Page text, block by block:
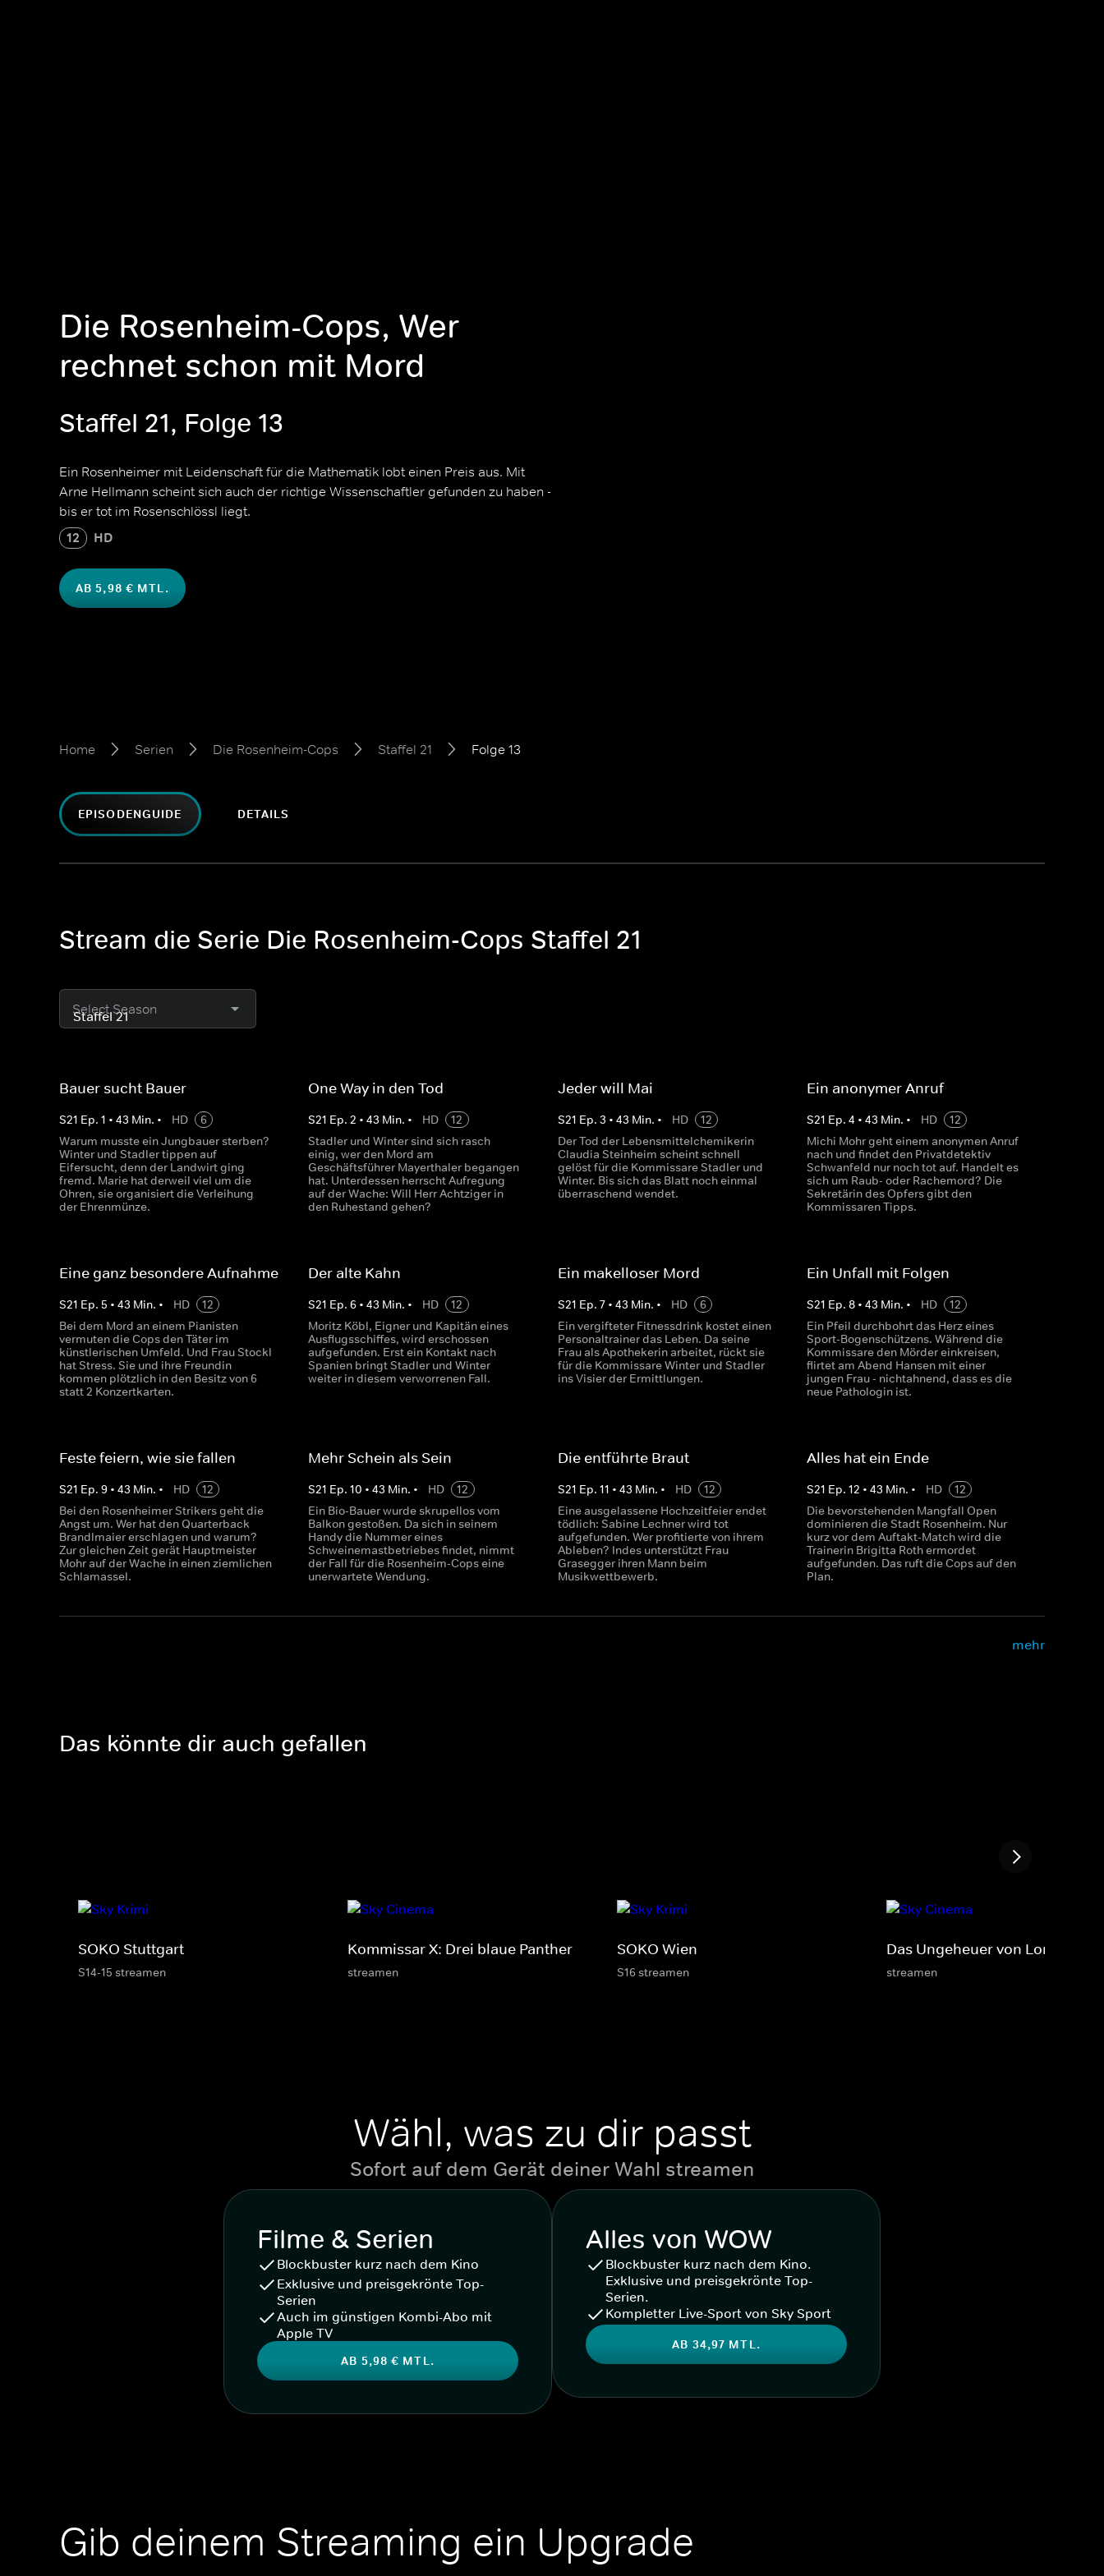
Die Rosenheim-Cops, Wer
rechnet schon mit Mord
Staffel 21, Folge 13
Ein Rosenheimer mit Leidenschaft für die Mathematik lobt einen Preis aus. Mit
Arne Hellmann scheint sich auch der richtige Wissenschaftler gefunden zu haben -
bis er tot im Rosenschlössl liegt.
12 HD
AB 5,98 € MTL.
Home Serien Die Rosenheim-Cops Staffel 21 Folge 13
EPISODENGUIDE DETAILS
Stream die Serie Die Rosenheim-Cops Staffel 21
Select Season
Bauer sucht Bauer
S21 Ep. 1 • 43 Min. • HD
6
Warum musste ein Jungbauer sterben?
Winter und Stadler tippen auf
Eifersucht, denn der Landwirt ging
fremd. Marie hat derweil viel um die
Ohren, sie organisiert die Verleihung
der Ehrenmünze.
One Way in den Tod
S21 Ep.2 •43 Min. • HD
12
Stadler und Winter sind sich rasch
einig, wer den Mord am
Geschäftsführer Mayerthaler begangen
hat. Unterdessen herrscht Aufregung
auf der Wache: Will Herr Achtziger in
den Ruhestand gehen?
Jeder will Mai
S21 Ep. 3 • 43 Min. • HD
12
Der Tod der Lebensmittelchemikerin
Claudia Steinheim scheint schnell
gelöst für die Kommissare Stadler und
Winter. Bis sich das Blatt noch einmal
überraschend wendet.
Ein anonymer Anruf
S21 Ep. 4 • 43 Min. • HD
12
Michi Mohr geht einem anonymen Anruf
nach und findet den Privatdetektiv
Schwanfeld nur noch tot auf. Handelt es
sich um Raub- oder Rachemord? Die
Sekretärin des Opfers gibt den
Kommissaren Tipps.
Eine ganz besondere Aufnahme
S21 Ep. 5 • 43 Min. • HD
12
Bei dem Mord an einem Pianisten
vermuten die Cops den Täter im
künstlerischen Umfeld. Und Frau Stockl
hat Stress. Sie und ihre Freundin
kommen plötzlich in den Besitz von 6
statt 2 Konzertkarten.
Der alte Kahn
S21 Ep.6 •43 Min. • HD
12
Moritz Köbl, Eigner und Kapitän eines
Ausflugsschiffes, wird erschossen
aufgefunden. Erst ein Kontakt nach
Spanien bringt Stadler und Winter
weiter in diesem verworrenen Fall.
Ein makelloser Mord
S21 Ep. 7• 43 Min. • HD
6
Ein vergifteter Fitnessdrink kostet einen
Personaltrainer das Leben. Da seine
Frau als Apothekerin arbeitet, rückt sie
für die Kommissare Winter und Stadler
ins Visier der Ermittlungen.
Ein Unfall mit Folgen
S21 Ep. 8• 43 Min. • HD
12
Ein Pfeil durchbohrt das Herz eines
Sport-Bogenschützens. Während die
Kommissare den Mörder einkreisen,
flirtet am Abend Hansen mit einer
jungen Frau - nichtahnend, dass es die
neue Pathologin ist.
Feste feiern, wie sie fallen
S21 Ep. 9 • 43 Min. • HD
12
Bei den Rosenheimer Strikers geht die
Angst um. Wer hat den Quarterback
Brandlmaier erschlagen und warum?
Zur gleichen Zeit gerät Hauptmeister
Mohr auf der Wache in einen ziemlichen
Schlamassel.
Mehr Schein als Sein
S21 Ep.10 •43 Min. • HD
12
Ein Bio-Bauer wurde skrupellos vom
Balkon gestoßen. Da sich in seinem
Handy die Nummer eines
Schweinemastbetriebes findet, nimmt
der Fall für die Rosenheim-Cops eine
unerwartete Wendung.
Die entführte Braut
S21 Ep. 11 • 43 Min. • HD
12
Eine ausgelassene Hochzeitfeier endet
tödlich: Sabine Lechner wird tot
aufgefunden. Wer profitierte von ihrem
Ableben? Indes unterstützt Frau
Grasegger ihren Mann beim
Musikwettbewerb.
Alles hat ein Ende
S21 Ep. 12 • 43 Min. • HD
12
Die bevorstehenden Mangfall Open
dominieren die Stadt Rosenheim. Nur
kurz vor dem Auftakt-Match wird die
Trainerin Brigitta Roth ermordet
aufgefunden. Das ruft die Cops auf den
Plan.
mehr
Das könnte dir auch gefallen
SOKO Stuttgart
S14-15 streamen
Kommissar X: Drei blaue Panther
streamen
SOKO Wien
S16 streamen
Das Ungeheuer von London
streamen
Wähl, was zu dir passt
Sofort auf dem Gerät deiner Wahl streamen
Filme & Serien
Blockbuster kurz nach dem Kino
Exklusive und preisgekrönte Top-
Serien
Auch im günstigen Kombi-Abo mit
Apple TV
AB 5,98 € MTL.
Alles von WOW
Blockbuster kurz nach dem Kino.
Exklusive und preisgekrönte Top-
Serien.
Kompletter Live-Sport von Sky Sport
AB 34,97 MTL.
Gib deinem Streaming ein Upgrade